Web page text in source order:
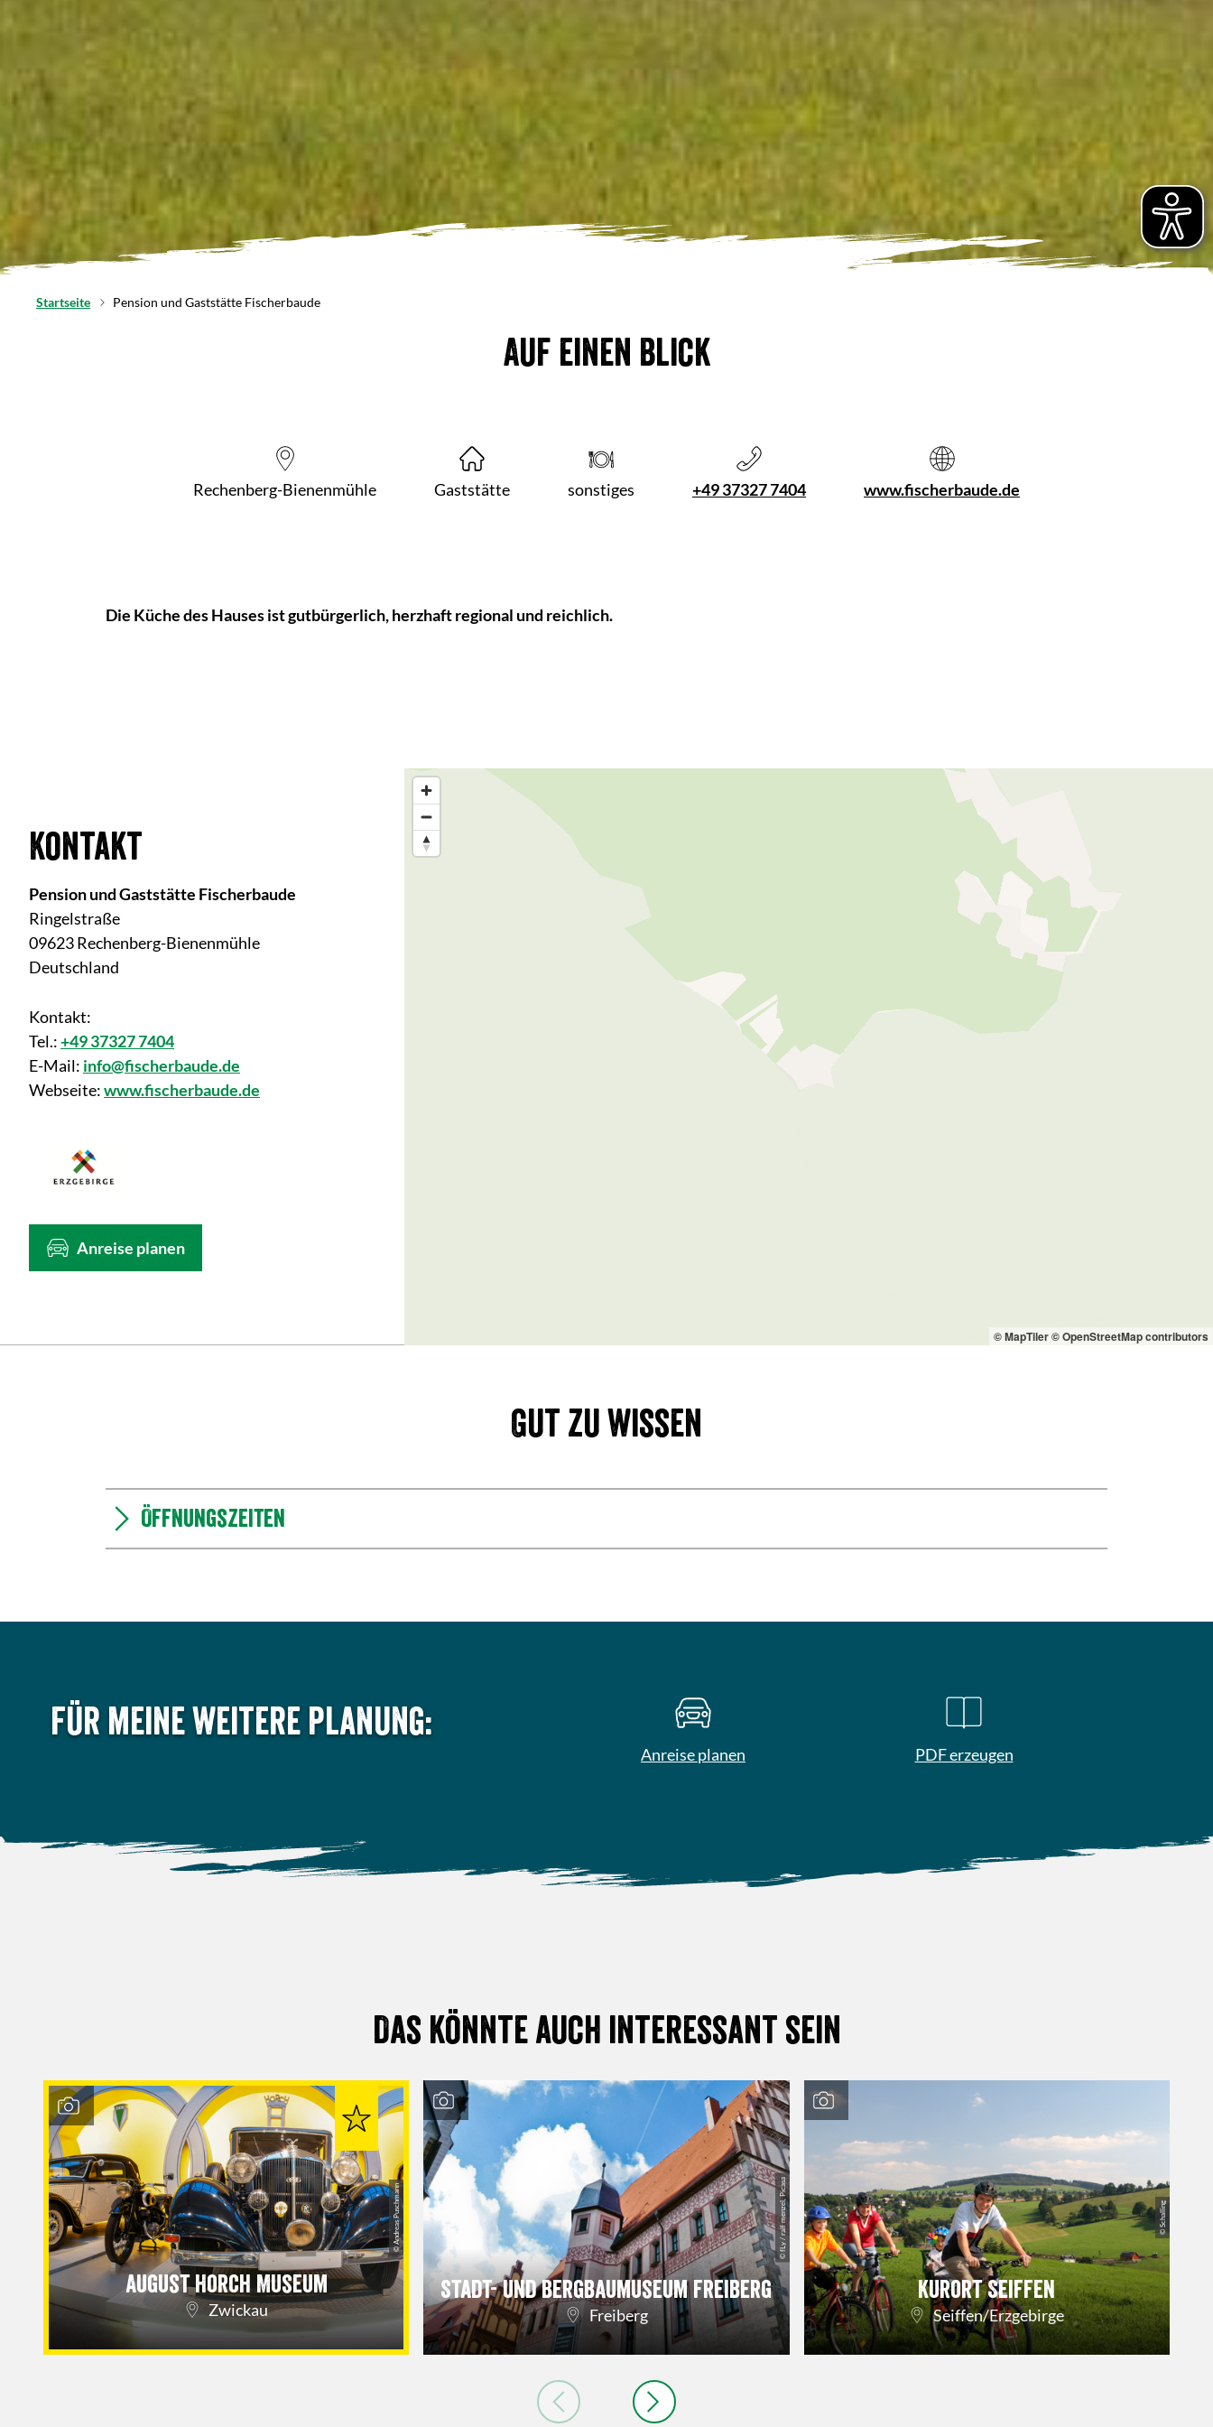
Startseite Pension und Gaststätte Fischerbaude
Auf einen Blick
Rechenberg-Bienenmühle Gaststätte sonstiges +49 37327 7404 www.fischerbaude.de
Die Küche des Hauses ist gutbürgerlich, herzhaft regional und reichlich.
Kontakt
Pension und Gaststätte Fischerbaude
Ringelstraße
09623 Rechenberg-Bienenmühle
Deutschland
Kontakt:
Tel.:+49 37327 7404
E-Mail: info@fischerbaude.de
Webseite:www.fischerbaude.de
Anreise planen
© MapTiler© OpenStreetMap contributors
Gut zu wissen
Öffnungszeiten
Für meine weitere Planung:
Anreise planen PDF erzeugen
Das könnte auch interessant sein
August Horch Museum
Zwickau
© Andreas Puschmann
Stadt- und Bergbaumuseum Freiberg
Freiberg
© fLy / ralf menzel, Picasa
Kurort Seiffen
Seiffen/Erzgebirge
© Schalling